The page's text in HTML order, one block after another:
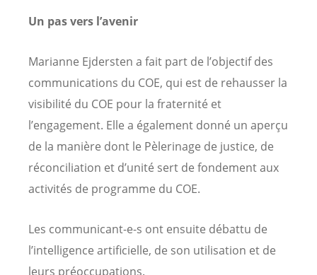
Un pas vers l’avenir
Marianne Ejdersten a fait part de l’objectif des
communications du COE, qui est de rehausser la
visibilité du COE pour la fraternité et
l’engagement. Elle a également donné un aperçu
de la manière dont le Pèlerinage de justice, de
réconciliation et d’unité sert de fondement aux
activités de programme du COE.
Les communicant-e-s ont ensuite débattu de
l’intelligence artificielle, de son utilisation et de
leurs préoccupations.